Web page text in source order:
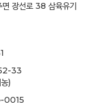
장선로 38 삼육유기
33
)
-0015